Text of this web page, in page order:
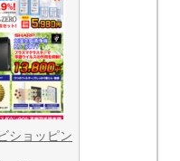
ショッピン